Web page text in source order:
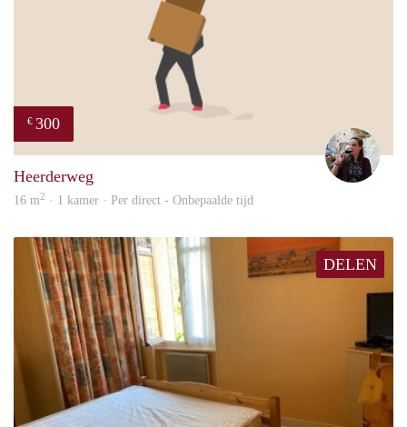
€ 300
Heerderweg
16 m2 · 1 kamer · Per direct - Onbepaalde tijd
DELEN